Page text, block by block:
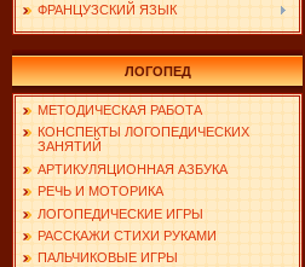
ФРАНЦУЗСКИЙ ЯЗЫК
ЛОГОПЕД
МЕТОДИЧЕСКАЯ РАБОТА
КОНСПЕКТЫ ЛОГОПЕДИЧЕСКИХ
ЗАНЯТИЙ
АРТИКУЛЯЦИОННАЯ АЗБУКА
РЕЧЬ И МОТОРИКА
ЛОГОПЕДИЧЕСКИЕ ИГРЫ
РАССКАЖИ СТИХИ РУКАМИ
ПАЛЬЧИКОВЫЕ ИГРЫ